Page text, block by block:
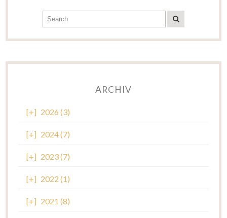
ARCHIV
[+] 2026 (3)
[+] 2024 (7)
[+] 2023 (7)
[+] 2022 (1)
[+] 2021 (8)